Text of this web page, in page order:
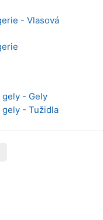
- Vlasová
gely - Gely
gely - Tužidla